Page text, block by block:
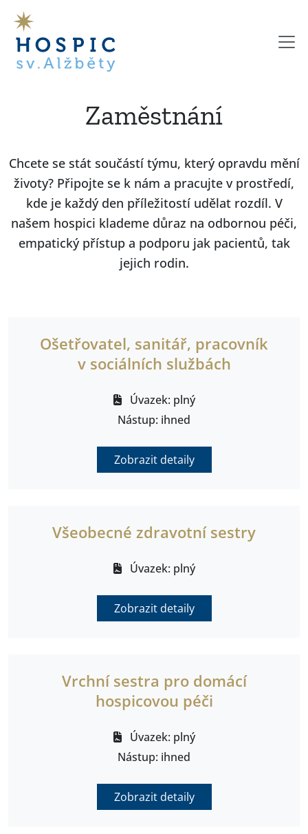
Zaměstnání
Chcete se stát součástí týmu, který opravdu mění
životy? Připojte se k nám a pracujte v prostředí,
kde je každý den příležitostí udělat rozdíl. V
našem hospici klademe důraz na odbornou péči,
empatický přístup a podporu jak pacientů, tak
jejich rodin.
Ošetřovatel, sanitář, pracovník
v sociálních službách
Úvazek: plný
Nástup: ihned
Zobrazit detaily
Všeobecné zdravotní sestry
Úvazek: plný
Zobrazit detaily
Vrchní sestra pro domácí
hospicovou péči
Úvazek: plný
Nástup: ihned
Zobrazit detaily